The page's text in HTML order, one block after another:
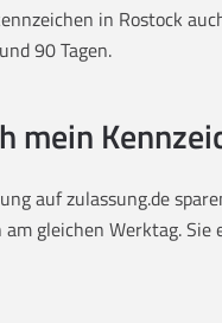
in Rostock
90 Tagen.
mein
auf zulassung.de
am gleichen Werktag.